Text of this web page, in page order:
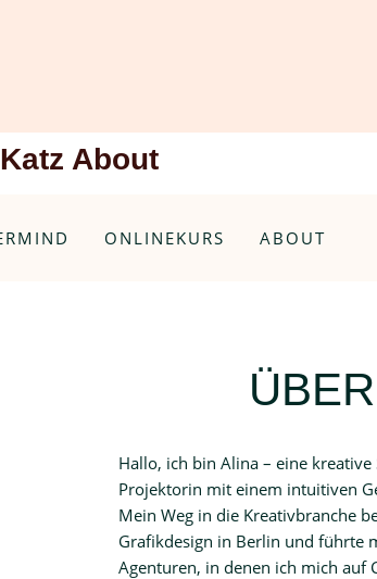
About
ONLINEKURS ABOUT
Hallo, ich bin Alina – eine
Projektorin mit einem intuitiven
Mein Weg in die Kreativbranche
Grafikdesign in Berlin und führte
Agenturen, in denen ich mich auf